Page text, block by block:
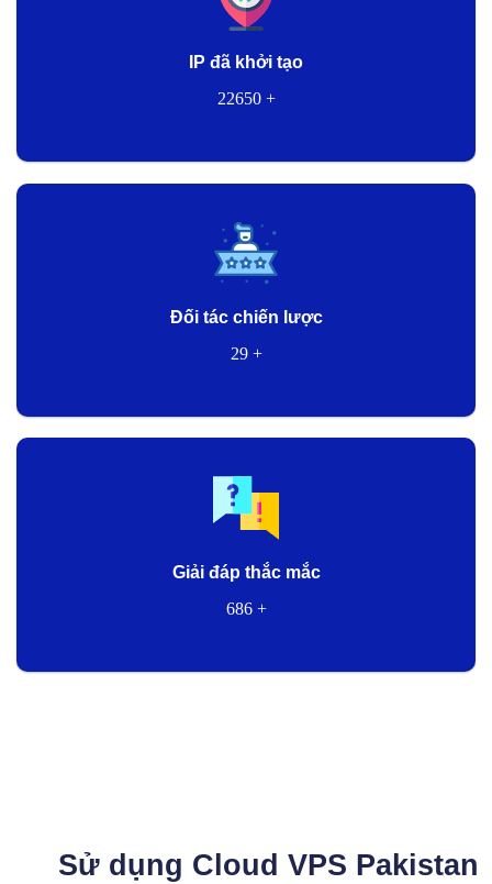
IP đã khởi tạo
22650 +
Đối tác chiến lược
29 +
Giải đáp thắc mắc
686 +
Sử dụng Cloud VPS Pakistan